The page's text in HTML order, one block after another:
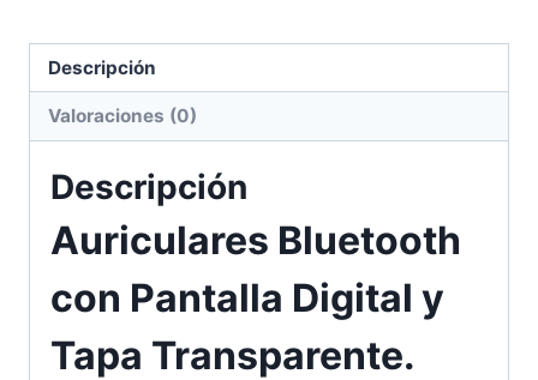
Descripción
Valoraciones (0)
Descripción
Auriculares Bluetooth
con Pantalla Digital y
Tapa Transparente.